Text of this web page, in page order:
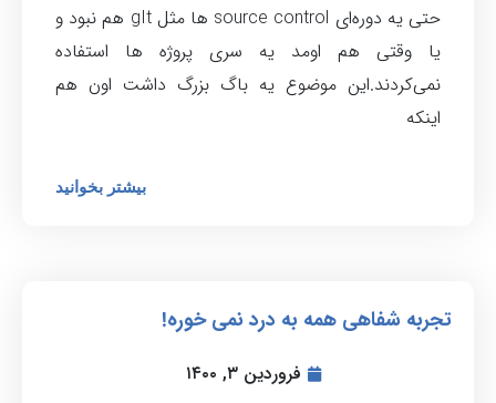
حتی یه دوره‌ای source control‌ ها مثل gIt‌ هم نبود و
یا وقتی هم اومد یه سری پروژه ها استفاده
نمی‌کردند.این موضوع یه باگ بزرگ داشت اون هم
اینکه
بیشتر بخوانید
تجربه شفاهی همه به درد نمی خوره!
فروردین ۳, ۱۴۰۰